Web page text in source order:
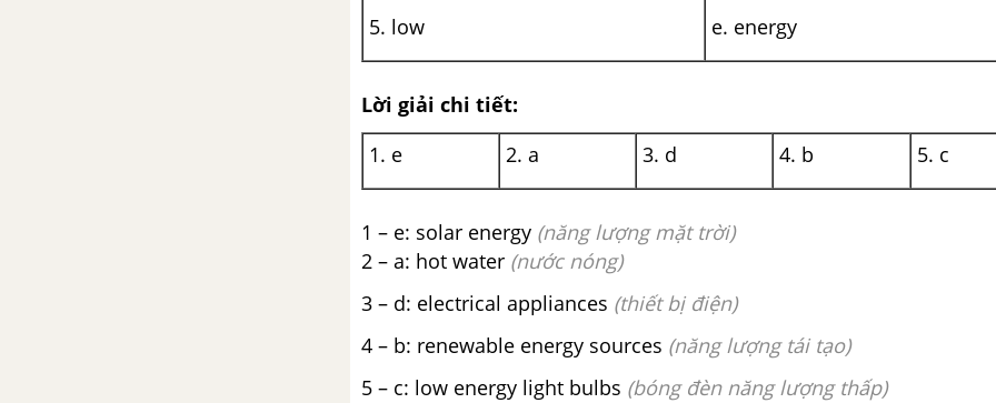
5. low
e. energy
Lời giải chi tiết:
1. e
2. a 3. d 4. b 5. c
1 – e: solar energy (năng lượng mặt trời)
2 – a: hot water (nước nóng)
3 – d: electrical appliances (thiết bị điện)
4 – b: renewable energy sources (năng lượng tái tạo)
5 – c: low energy light bulbs (bóng đèn năng lượng thấp)